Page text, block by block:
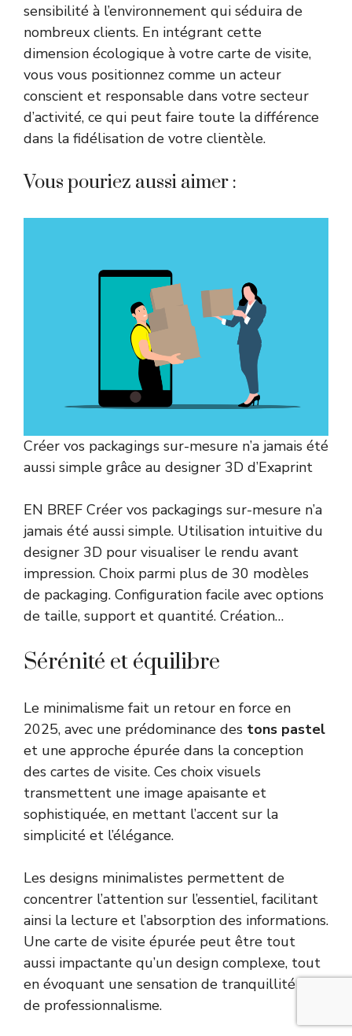
sensibilité à l’environnement qui séduira de
nombreux clients. En intégrant cette
dimension écologique à votre carte de visite,
vous vous positionnez comme un acteur
conscient et responsable dans votre secteur
d’activité, ce qui peut faire toute la différence
dans la fidélisation de votre clientèle.
Vous pouriez aussi aimer :
Créer vos packagings sur-mesure n’a jamais été
aussi simple grâce au designer 3D d’Exaprint
EN BREF Créer vos packagings sur-mesure n’a
jamais été aussi simple. Utilisation intuitive du
designer 3D pour visualiser le rendu avant
impression. Choix parmi plus de 30 modèles
de packaging. Configuration facile avec options
de taille, support et quantité. Création…
Sérénité et équilibre
Le minimalisme fait un retour en force en
2025, avec une prédominance des tons pastel
et une approche épurée dans la conception
des cartes de visite. Ces choix visuels
transmettent une image apaisante et
sophistiquée, en mettant l’accent sur la
simplicité et l’élégance.
Les designs minimalistes permettent de
concentrer l’attention sur l’essentiel, facilitant
ainsi la lecture et l’absorption des informations.
Une carte de visite épurée peut être tout
aussi impactante qu’un design complexe, tout
en évoquant une sensation de tranquillité et
de professionnalisme.